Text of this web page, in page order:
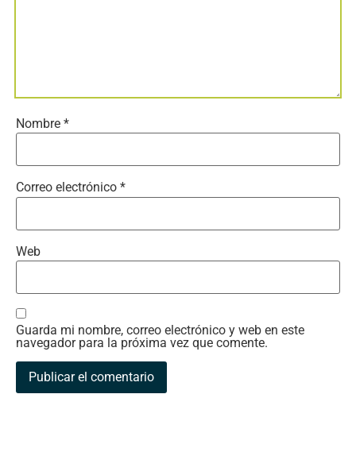
Nombre *
Correo electrónico *
Web
Guarda mi nombre, correo electrónico y web en este
navegador para la próxima vez que comente.